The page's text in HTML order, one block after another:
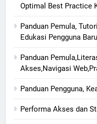
Optimal Best Practice
Panduan Pemula,
Edukasi Pengguna
Panduan
Akses,Navigasi
Panduan Pengguna,
Performa Akses dan